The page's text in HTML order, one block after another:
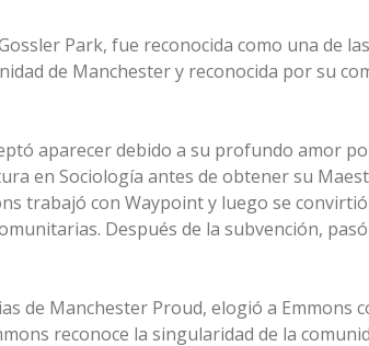
Park, fue reconocida como una de
de Manchester y reconocida por su
aparecer debido a su profundo amor
en Sociología antes de obtener su
trabajó con Waypoint y luego se
Después de la subvención,
de Manchester Proud, elogió a
reconoce la singularidad de la